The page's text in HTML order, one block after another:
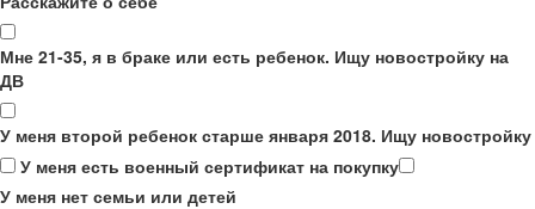
Мне 21-35, я в браке или есть ребенок. Ищу новостройку на
ДВ
У меня второй ребенок старше января 2018. Ищу новостройку
У меня есть военный сертификат на покупку
У меня нет семьи или детей